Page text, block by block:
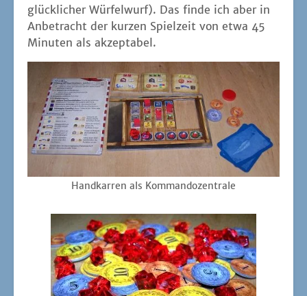
glück­li­cher Wür­fel­wurf). Das fin­de ich aber in
Anbe­tracht der kur­zen Spiel­zeit von etwa 45
Minu­ten als akzeptabel.
Hand­kar­ren als Kommandozentrale